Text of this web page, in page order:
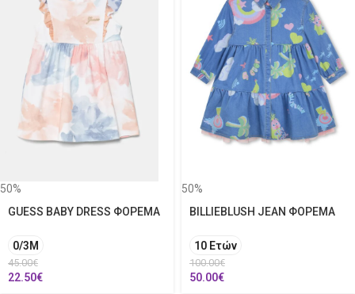
50%
GUESS BABY DRESS ΦΟΡΕΜΑ
0/3M
45.00€
22.50€
50%
BILLIEBLUSH JEAN ΦΟΡΕΜΑ
10 Ετών
100.00€
50.00€